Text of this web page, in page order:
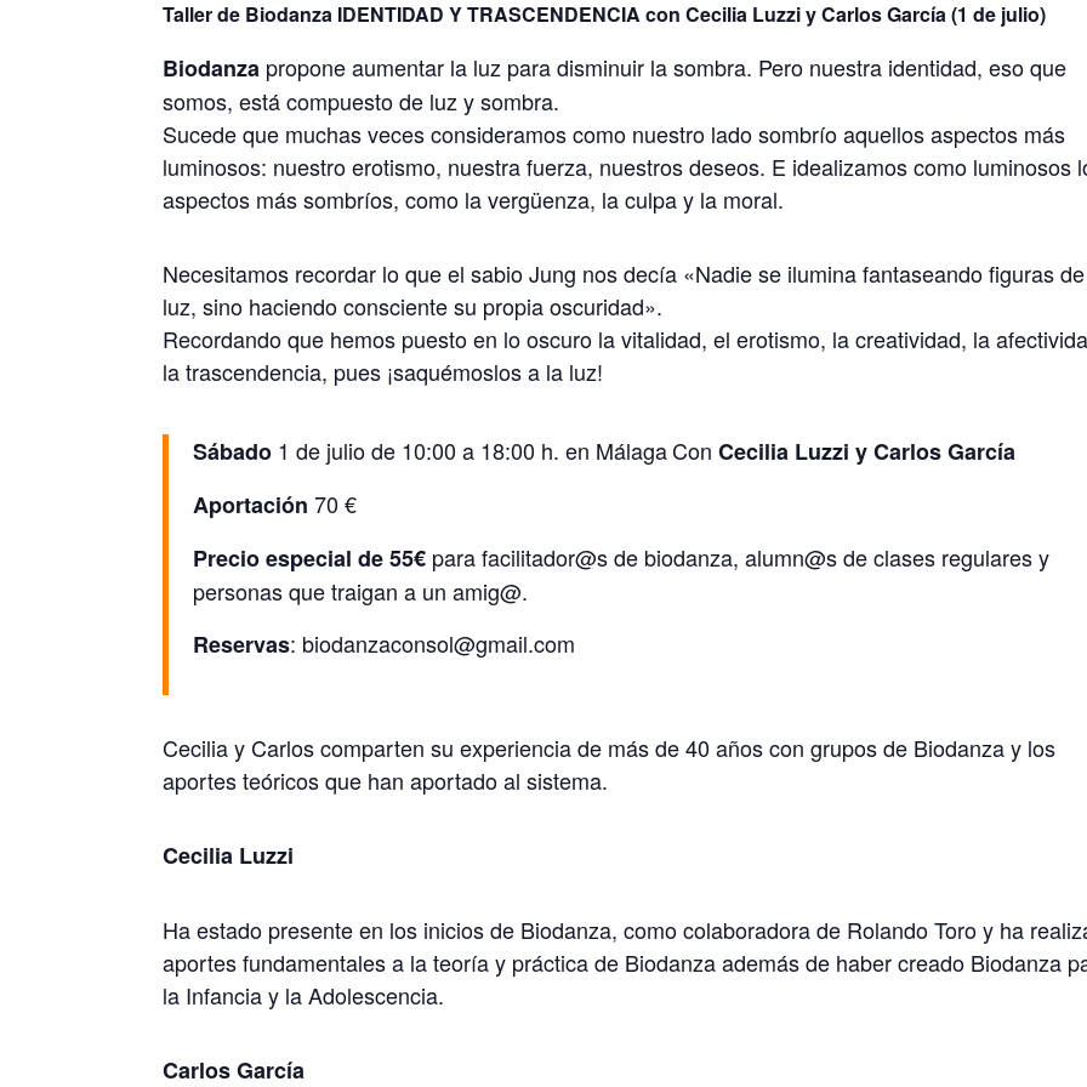
Taller de Biodanza IDENTIDAD Y TRASCENDENCIA con Cecilia Luzzi y Carlos García (1 de julio)
Biodanza propone aumentar la luz para disminuir la sombra. Pero nuestra identidad, eso que
somos, está compuesto de luz y sombra.
Sucede que muchas veces consideramos como nuestro lado sombrío aquellos aspectos más
luminosos: nuestro erotismo, nuestra fuerza, nuestros deseos. E idealizamos como luminosos
aspectos más sombríos, como la vergüenza, la culpa y la moral.
Necesitamos recordar lo que el sabio Jung nos decía «Nadie se ilumina fantaseando figuras de
luz, sino haciendo consciente su propia oscuridad».
Recordando que hemos puesto en lo oscuro la vitalidad, el erotismo, la creatividad, la
la trascendencia, pues ¡saquémoslos a la luz!
Sábado 1 de julio de 10:00 a 18:00 h. en MálagaConCecilia Luzzi y Carlos García
Aportación 70 €
Precio especial de 55€ para facilitador@s de biodanza, alumn@s de clases regulares y
personas que traigan a un amig@.
Reservas: biodanzaconsol@gmail.com
Cecilia y Carlos comparten su experiencia de más de 40 años con grupos de Biodanza y los
aportes teóricos que han aportado al sistema.
Cecilia Luzzi
Ha estado presente en los inicios de Biodanza, como colaboradora de Rolando Toro y ha
aportes fundamentales a la teoría y práctica de Biodanza además de haber creado Biodanza
la Infancia y la Adolescencia.
Carlos García